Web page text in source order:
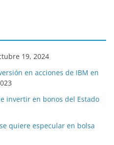
19, 2024
en acciones de IBM en
invertir en bonos del Estado
quiere especular en bolsa